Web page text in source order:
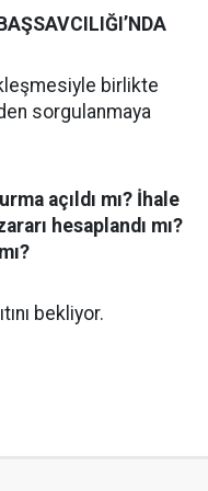
birlikte
sorgulanmaya
açıldı mı? İhale
hesaplandı mı?
bekliyor.